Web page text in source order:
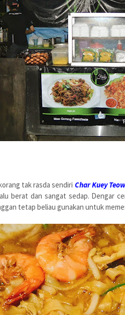
tak rasda sendiri Char Kuey
berat dan sangat sedap. Dengar
tetap beliau gunakan untuk